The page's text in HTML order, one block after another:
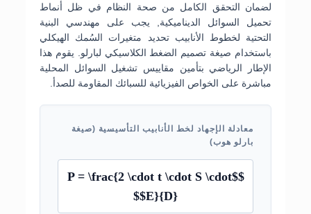
لضمان التحقق الكامل من صحة النظام في ظل أنماط
تحميل السوائل الديناميكية, يجب على مهندسي البنية
التحتية لخطوط الأنابيب تحديد متغيرات السُمك الهيكلي
باستخدام صيغة تصميم الضغط الكلاسيكي لبارلو. يقوم هذا
الإطار الرياضي بتأمين مقاييس تشغيل السوائل المحلية
مباشرة على الخواص الفيزيائية للسبائك المقاومة للصدأ.
معادلة الإجهاد لخط الأنابيب التأسيسية (صيغة
بارلو هوب)
$$P = \frac{2 \cdot t \cdot S \cdot
E}{D}$$